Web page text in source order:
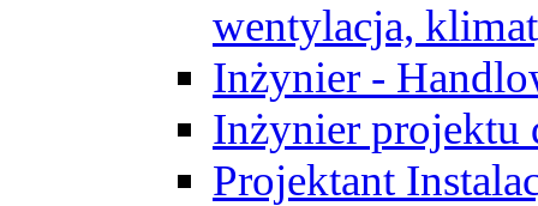
wentylacja,
Inżynier -
Inżynier projektu
Projektant